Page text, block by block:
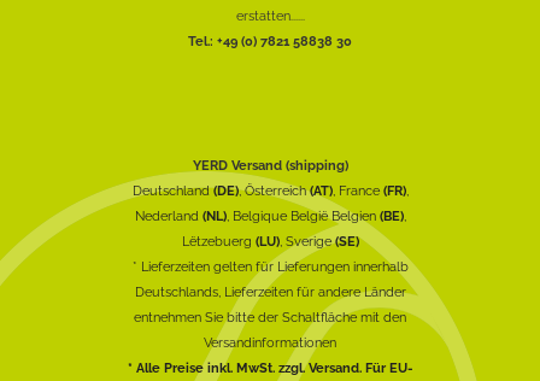
erstatten......
Tel.: +49 (0) 7821 58838 30
YERD Versand (shipping)
Deutschland(DE), Österreich(AT), France (FR),
Nederland (NL), Belgique België Belgien (BE),
Lëtzebuerg (LU), Sverige(SE)
* Lieferzeiten gelten für Lieferungen innerhalb
Deutschlands, Lieferzeiten für andere Länder
entnehmen Sie bitte der Schaltfläche mit den
Versandinformationen
* Alle Preise inkl. MwSt. zzgl. Versand. Für EU-